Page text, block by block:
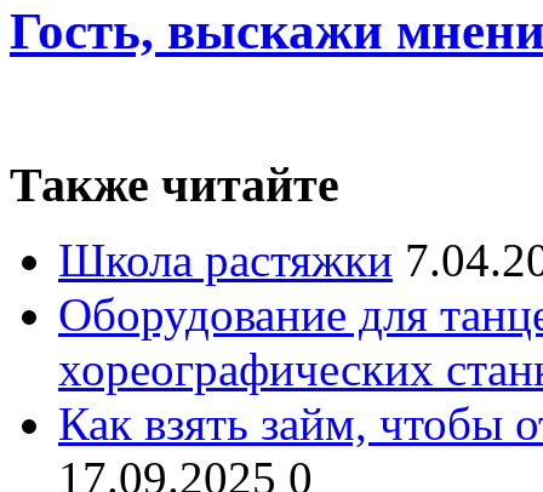
Гость, выскажи
Также читайте
Школа растяжки
Оборудование для
хореографических
Как взять займ, чтобы
17.09.2025 0